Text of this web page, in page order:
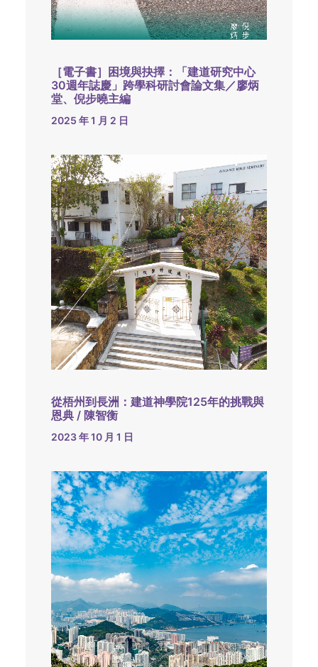
［電子書］困境與抉擇：「建道研究中心
30週年誌慶」跨學科研討會論文集／廖炳
堂、倪步曉主編
2025 年 1 月 2 日
從梧州到長洲：建道神學院125年的挑戰與
恩典 / 陳智衡
2023 年 10 月 1 日